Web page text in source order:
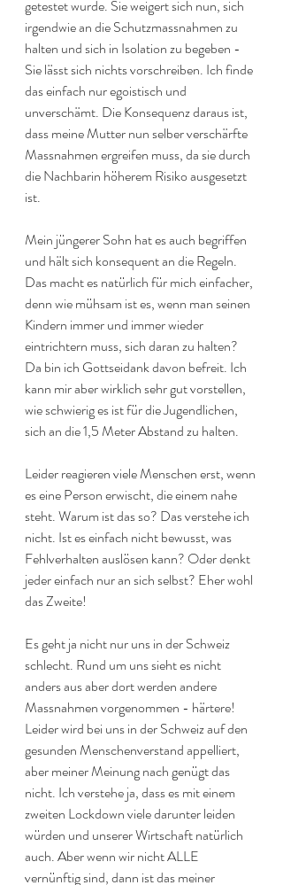
getestet wurde. Sie weigert sich nun, sich
irgendwie an die Schutzmassnahmen zu
halten und sich in Isolation zu begeben -
Sie lässt sich nichts vorschreiben. Ich finde
das einfach nur egoistisch und
unverschämt. Die Konsequenz daraus ist,
dass meine Mutter nun selber verschärfte
Massnahmen ergreifen muss, da sie durch
die Nachbarin höherem Risiko ausgesetzt
ist.
Mein jüngerer Sohn hat es auch begriffen
und hält sich konsequent an die Regeln.
Das macht es natürlich für mich einfacher,
denn wie mühsam ist es, wenn man seinen
Kindern immer und immer wieder
eintrichtern muss, sich daran zu halten?
Da bin ich Gottseidank davon befreit. Ich
kann mir aber wirklich sehr gut vorstellen,
wie schwierig es ist für die Jugendlichen,
sich an die 1,5 Meter Abstand zu halten.
Leider reagieren viele Menschen erst, wenn
es eine Person erwischt, die einem nahe
steht. Warum ist das so? Das verstehe ich
nicht. Ist es einfach nicht bewusst, was
Fehlverhalten auslösen kann? Oder denkt
jeder einfach nur an sich selbst? Eher wohl
das Zweite!
Es geht ja nicht nur uns in der Schweiz
schlecht. Rund um uns sieht es nicht
anders aus aber dort werden andere
Massnahmen vorgenommen - härtere!
Leider wird bei uns in der Schweiz auf den
gesunden Menschenverstand appelliert,
aber meiner Meinung nach genügt das
nicht. Ich verstehe ja, dass es mit einem
zweiten Lockdown viele darunter leiden
würden und unserer Wirtschaft natürlich
auch. Aber wenn wir nicht ALLE
vernünftig sind, dann ist das meiner